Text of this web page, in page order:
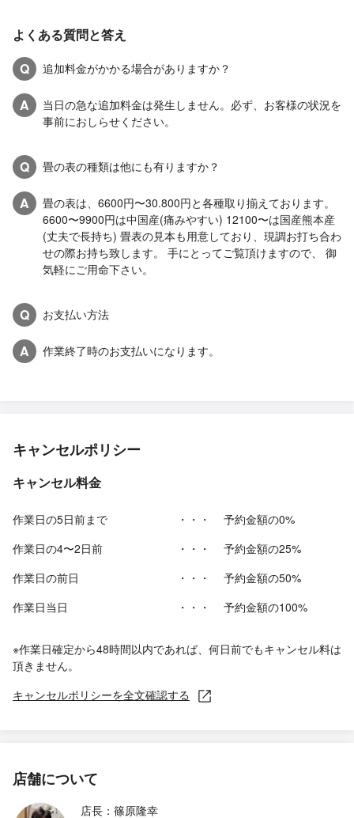
よくある質問と答え
Q
追加料金がかかる場合がありますか？
A
当日の急な追加料金は発生しません。必ず、お客様の状況を
事前におしらせください。
Q 畳の表の種類は他にも有りますか？
A
畳の表は、6600円〜30.800円と各種取り揃えております。
6600〜9900円は中国産(痛みやすい) 12100〜は国産熊本産
(丈夫で長持ち) 畳表の見本も用意しており、現調お打ち合わ
せの際お持ち致します。 手にとってご覧頂けますので、 御
気軽にご用命下さい。
Q お支払い方法
A 作業終了時のお支払いになります。
キャンセルポリシー
キャンセル料金
作業日の5日前まで ・・・
予約金額の0%
作業日の4〜2日前
・・・
予約金額の25%
作業日の前日
・・・
予約金額の50%
作業日当日
・・・ 予約金額の100%
※作業日確定から48時間以内であれば、何日前でもキャンセル料は
頂きません。
キャンセルポリシーを全文確認する
店舗について
店長：篠原隆幸